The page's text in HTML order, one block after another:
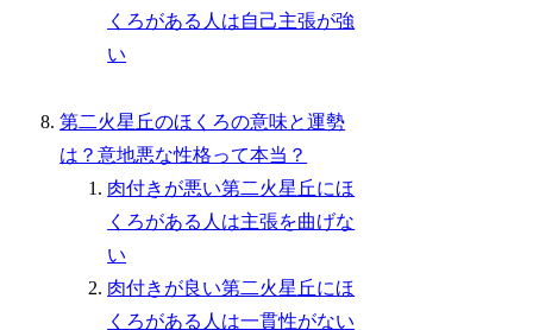
くろがある人は自己主張が強
い
第二火星丘のほくろの意味と運勢
は？意地悪な性格って本当？
肉付きが悪い第二火星丘にほ
くろがある人は主張を曲げな
い
肉付きが良い第二火星丘にほ
くろがある人は一貫性がない